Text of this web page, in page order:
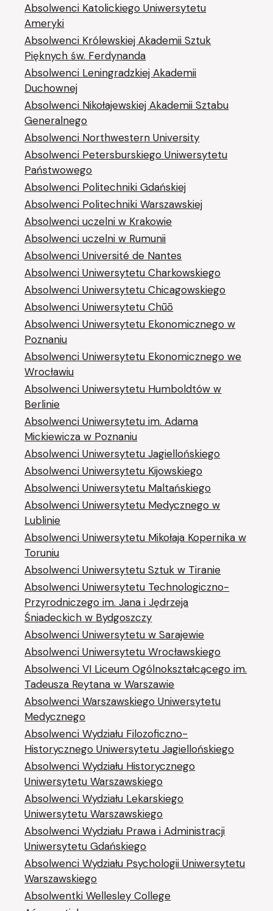
Absolwenci Katolickiego Uniwersytetu
Ameryki
Absolwenci Królewskiej Akademii Sztuk
Pięknych św. Ferdynanda
Absolwenci Leningradzkiej Akademii
Duchownej
Absolwenci Nikołajewskiej Akademii Sztabu
Generalnego
Absolwenci Northwestern University
Absolwenci Petersburskiego Uniwersytetu
Państwowego
Absolwenci Politechniki Gdańskiej
Absolwenci Politechniki Warszawskiej
Absolwenci uczelni w Krakowie
Absolwenci uczelni w Rumunii
Absolwenci Université de Nantes
Absolwenci Uniwersytetu Charkowskiego
Absolwenci Uniwersytetu Chicagowskiego
Absolwenci Uniwersytetu Chūō
Absolwenci Uniwersytetu Ekonomicznego w
Poznaniu
Absolwenci Uniwersytetu Ekonomicznego we
Wrocławiu
Absolwenci Uniwersytetu Humboldtów w
Berlinie
Absolwenci Uniwersytetu im. Adama
Mickiewicza w Poznaniu
Absolwenci Uniwersytetu Jagiellońskiego
Absolwenci Uniwersytetu Kijowskiego
Absolwenci Uniwersytetu Maltańskiego
Absolwenci Uniwersytetu Medycznego w
Lublinie
Absolwenci Uniwersytetu Mikołaja Kopernika w
Toruniu
Absolwenci Uniwersytetu Sztuk w Tiranie
Absolwenci Uniwersytetu Technologiczno-
Przyrodniczego im. Jana i Jędrzeja
Śniadeckich w Bydgoszczy
Absolwenci Uniwersytetu w Sarajewie
Absolwenci Uniwersytetu Wrocławskiego
Absolwenci VI Liceum Ogólnokształcącego im.
Tadeusza Reytana w Warszawie
Absolwenci Warszawskiego Uniwersytetu
Medycznego
Absolwenci Wydziału Filozoficzno-
Historycznego Uniwersytetu Jagiellońskiego
Absolwenci Wydziału Historycznego
Uniwersytetu Warszawskiego
Absolwenci Wydziału Lekarskiego
Uniwersytetu Warszawskiego
Absolwenci Wydziału Prawa i Administracji
Uniwersytetu Gdańskiego
Absolwenci Wydziału Psychologii Uniwersytetu
Warszawskiego
Absolwentki Wellesley College